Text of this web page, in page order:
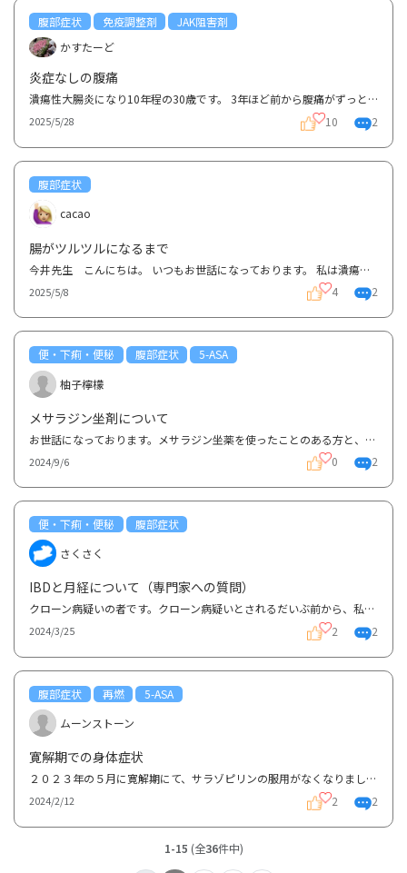
腹部症状 免疫調整剤
JAK阻害剤
かすたーど
炎症なしの腹痛
潰瘍性大腸炎になり10年程の30歳です。 3年ほど前から腹痛がずっと続いているのですが、特にこの2ヶ月...
2025/5/28 10 2
腹部症状
cacao
腸がツルツルになるまで
今井先生 こんにちは。 いつもお世話になっております。 私は潰瘍性大腸炎が発症して8年ほどになるの...
2025/5/8 4 2
便・下痢・便秘 腹部症状
5-ASA
柚子檸檬
メサラジン坐剤について
お世話になっております。メサラジン坐薬を使ったことのある方と、今井先生にお聞きしたいと思います。...
2024/9/6 0 2
便・下痢・便秘
腹部症状
さくさく
IBDと月経について（専門家への質問）
クローン病疑いの者です。クローン病疑いとされるだいぶ前から、私は月経や排卵の前後の時期にかなり激...
2024/3/25 2 2
腹部症状 再燃
5-ASA
ムーンストーン
寛解期での身体症状
２０２３年の５月に寛解期にて、サラゾピリンの服用がなくなりましたサラゾピリンの内服の中止にて、腹...
2024/2/12 2 2
1-15 (全36件中)